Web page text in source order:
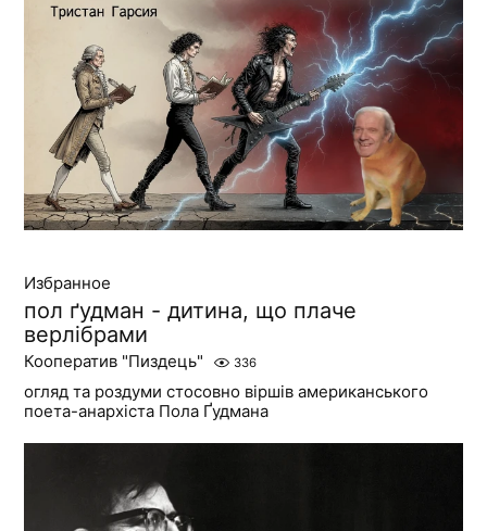
Избранное
пол ґудман - дитина, що плаче
верлібрами
Кооператив "Пиздець" 336
огляд та роздуми стосовно віршів американського
поета-анархіста Пола Ґудмана